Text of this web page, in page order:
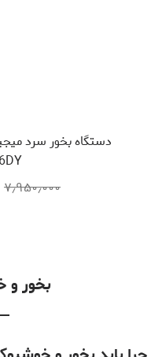
۷٫۹۵۰٫۰۰۰
بخور و